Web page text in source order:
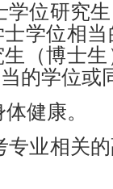
学位研究
学位相
（博士
的学位或
体健康。
专业相关